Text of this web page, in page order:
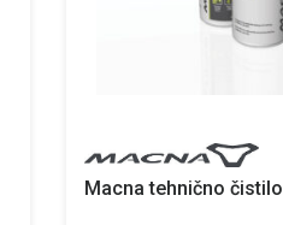
Macna tehnično čistilo